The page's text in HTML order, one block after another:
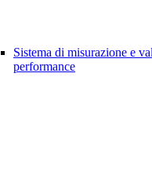
Sistema di misurazione e
performance